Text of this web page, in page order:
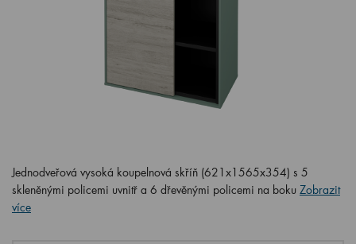
Jednodveřová vysoká koupelnová skříň (621x1565x354) s 5
skleněnými policemi uvnitř a 6 dřevěnými policemi na boku Zobrazit
více